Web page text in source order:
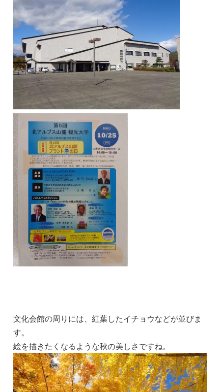
文化会館の周りには、紅葉したイチョウなどが並びま
す。
絵を描きたくなるような秋の美しさですね。